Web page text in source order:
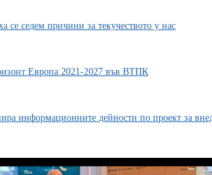
се седем причини за текучеството у нас
Европа 2021-2027 във ВТПК
информационните дейности по проект за